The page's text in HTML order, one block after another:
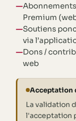
Premium
Soutiens
via
Dons /
web
Acceptation
La validation
l'acceptation